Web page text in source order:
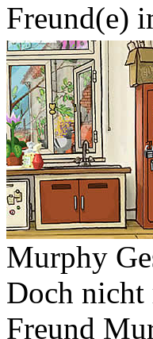
Freund(e)
Murphy
Doch nicht
Freund